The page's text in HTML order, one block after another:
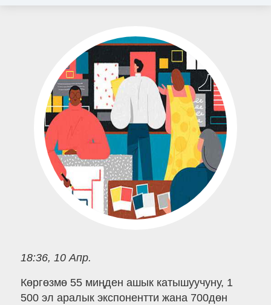
18:36, 10 Апр.
Көргөзмө 55 миңден ашык катышуучуну, 1
500 эл аралык экспонентти жана 700дөн